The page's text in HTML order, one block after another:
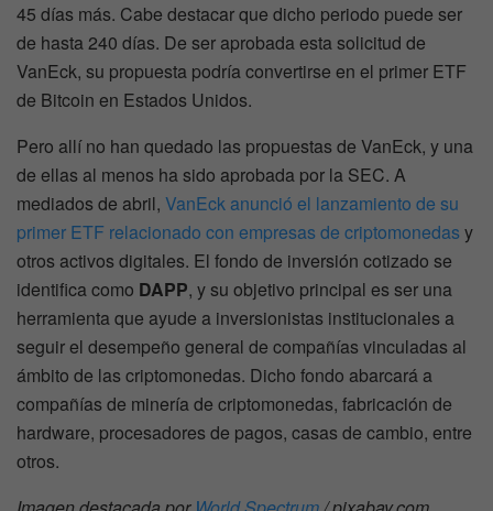
45 días más. Cabe destacar que dicho periodo puede ser
de hasta 240 días. De ser aprobada esta solicitud de
VanEck, su propuesta podría convertirse en el primer ETF
de Bitcoin en Estados Unidos.
Pero allí no han quedado las propuestas de VanEck, y una
de ellas al menos ha sido aprobada por la SEC. A
mediados de abril, VanEck anunció el lanzamiento de su
primer ETF relacionado con empresas de criptomonedasy
otros activos digitales. El fondo de inversión cotizado se
identifica como DAPP, y su objetivo principal es ser una
herramienta que ayude a inversionistas institucionales a
seguir el desempeño general de compañías vinculadas al
ámbito de las criptomonedas. Dicho fondo abarcará a
compañías de minería de criptomonedas, fabricación de
hardware, procesadores de pagos, casas de cambio, entre
otros.